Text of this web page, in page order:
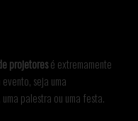
projetoresé extremamente
seja uma
palestra ou uma festa.